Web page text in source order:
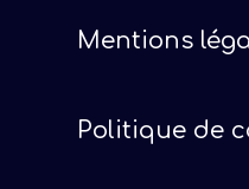
Mentions
Politique de